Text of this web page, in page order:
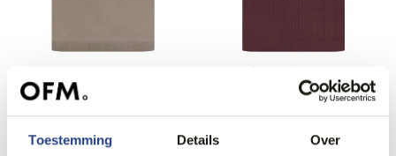
Toestemming Details Over
169,90
Web Only.